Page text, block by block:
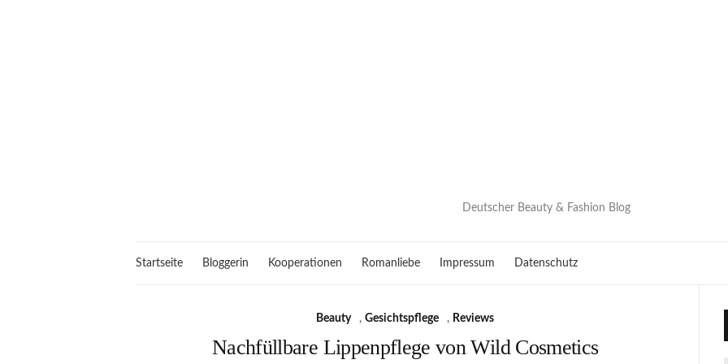
Deutscher Beauty & Fashion Blog
Startseite Bloggerin Kooperationen Romanliebe Impressum Datenschutz
Beauty ,Gesichtspflege , Reviews
Nachfüllbare Lippenpflege von Wild Cosmetics